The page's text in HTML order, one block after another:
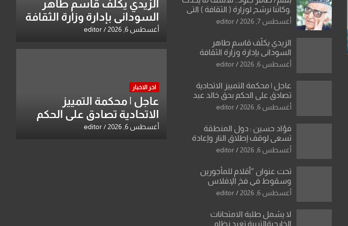
.وكاننا نرشح لوزارة ( الثقافة ) التي
ماتت من زمان وزير يمثلها من
العراقية..
أغسطس 7, 2026 editor
الزيدي يكلّف قاسم طاهر
السوداني بإدارة وزارة الثقافة
أغسطس 6, 2026 editor
عاجل | محكمة التمييز الاتحادية
تصادق على الحكم بحق خالد عبد
الواحد كبيان
أغسطس 6, 2026 editor
فؤاد حسين : دول المنطقة
تسعى لوقف إطلاق النار وإعادة
فتح مضيق هرمز .. والعراق يطرح
أغسطس 6, 2026 editor
تحت عنوان “أقلام للمأجورين
وسقوط في فخ الإفلاس
الإعلامي”: ردٌّ صريح على افتراءات
أغسطس 6, 2026 editor
لا يشمل طلبة الامتحانات
الخارجيةالتربية تعيد نظام
الزيدي يكلّف قاسم طاهر
السوداني بإدارة وزارة الثقافة
أغسطس 6, 2026 editor
اخر الاخبار
عاجل | محكمة التمييز
الاتحادية تصادق على الحكم
بحق خالد عبد الواحد كبيان
أغسطس 6, 2026 editor